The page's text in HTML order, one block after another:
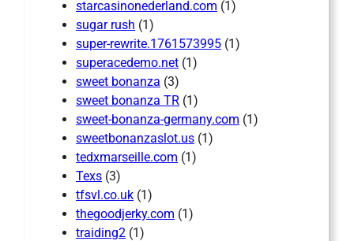
starcasinonederland.com (1)
sugar rush (1)
super-rewrite.1761573995 (1)
superacedemo.net (1)
sweet bonanza (3)
sweet bonanza TR (1)
sweet-bonanza-germany.com (1)
sweetbonanzaslot.us (1)
tedxmarseille.com (1)
Texs (3)
tfsvl.co.uk (1)
thegoodjerky.com (1)
traiding2 (1)